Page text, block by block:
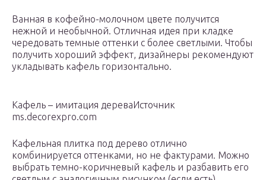
Ванная в кофейно-молочном цвете получится
нежной и необычной. Отличная идея при кладке
чередовать темные оттенки с более светлыми. Чтобы
получить хороший эффект, дизайнеры рекомендуют
укладывать кафель горизонтально.
Кафель – имитация дереваИсточник
ms.decorexpro.com
Кафельная плитка под дерево отлично
комбинируется оттенками, но не фактурами. Можно
выбрать темно-коричневый кафель и разбавить его